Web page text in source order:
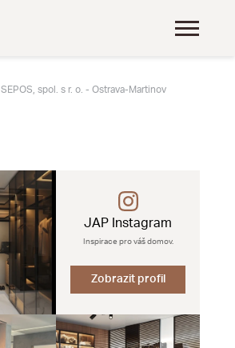
SEPOS, spol. s r. o. - Ostrava-Martinov
JAP Instagram
Inspirace pro váš domov.
Zobrazit profil